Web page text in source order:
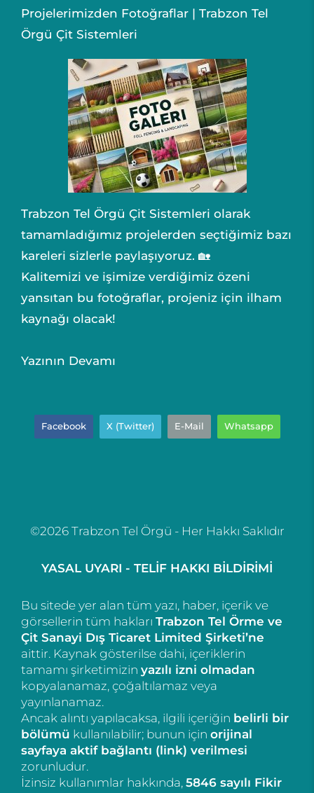
Projelerimizden Fotoğraflar | Trabzon Tel
Örgü Çit Sistemleri
Trabzon Tel Örgü Çit Sistemleri olarak
tamamladığımız projelerden seçtiğimiz bazı
kareleri sizlerle paylaşıyoruz. 🏡
Kalitemizi ve işimize verdiğimiz özeni
yansıtan bu fotoğraflar, projeniz için ilham
kaynağı olacak!
Yazının Devamı
Facebook X (Twitter) E-Mail Whatsapp
©2026 Trabzon Tel Örgü - Her Hakkı Saklıdır
YASAL UYARI - TELİF HAKKI BİLDİRİMİ
Bu sitede yer alan tüm yazı, haber, içerik ve
görsellerin tüm hakları Trabzon Tel Örme ve
Çit Sanayi Dış Ticaret Limited Şirketi’ne
aittir. Kaynak gösterilse dahi, içeriklerin
tamamı şirketimizin yazılı izni olmadan
kopyalanamaz, çoğaltılamaz veya
yayınlanamaz.
Ancak alıntı yapılacaksa, ilgili içeriğin belirli bir
bölümü kullanılabilir; bunun için orijinal
sayfaya aktif bağlantı (link) verilmesi
zorunludur.
İzinsiz kullanımlar hakkında, 5846 sayılı Fikir